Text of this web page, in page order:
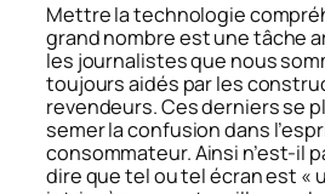
Mettre la technologie
grand nombre est une tâche
les journalistes que nous
toujours aidés par les
revendeurs. Ces derniers se
semer la confusion dans
consommateur. Ainsi n’est-il
dire que tel ou tel écran est «